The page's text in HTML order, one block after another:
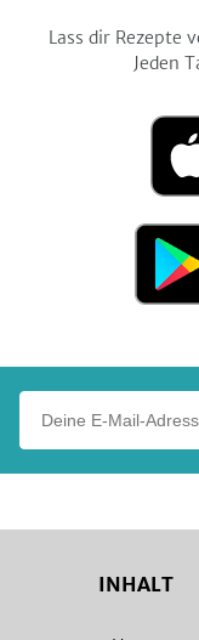
Lass dir Rezepte
Jeden
Laden
im
App
Jetzt
Google
INHALT